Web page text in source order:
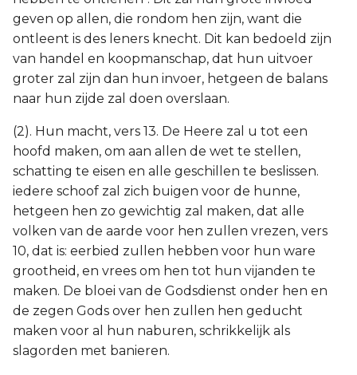
geven op allen, die rondom hen zijn, want die
ontleent is des leners knecht. Dit kan bedoeld zijn
van handel en koopmanschap, dat hun uitvoer
groter zal zijn dan hun invoer, hetgeen de balans
naar hun zijde zal doen overslaan.
(2). Hun macht, vers 13. De Heere zal u tot een
hoofd maken, om aan allen de wet te stellen,
schatting te eisen en alle geschillen te beslissen.
iedere schoof zal zich buigen voor de hunne,
hetgeen hen zo gewichtig zal maken, dat alle
volken van de aarde voor hen zullen vrezen, vers
10, dat is: eerbied zullen hebben voor hun ware
grootheid, en vrees om hen tot hun vijanden te
maken. De bloei van de Godsdienst onder hen en
de zegen Gods over hen zullen hen geducht
maken voor al hun naburen, schrikkelijk als
slagorden met banieren.